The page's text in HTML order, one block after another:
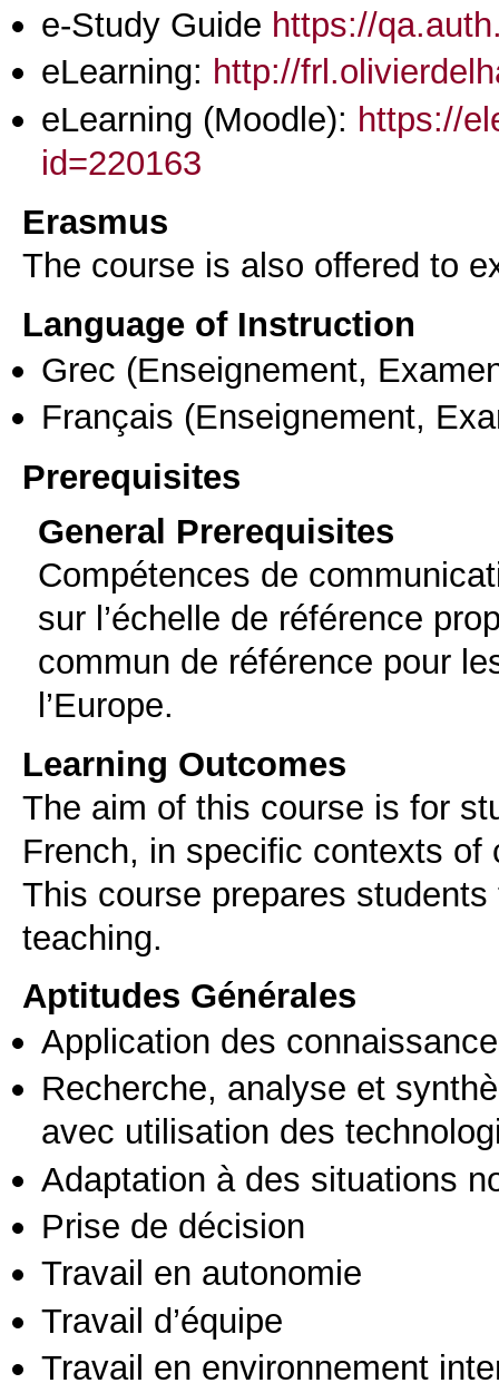
e-Study Guide https://
eLearning: http://
eLearning (Moodle): https://
id=220163
Erasmus
The course is also offered to
Language of Instruction
Grec (Enseignement,
Français (Enseignement,
Prerequisites
General Prerequisites
Compétences de
sur l’échelle de référence
commun de référence pour
l’Europe.
Learning Outcomes
The aim of this course is for
French, in specific contexts of
This course prepares
teaching.
Aptitudes Générales
Application des
Recherche, analyse et
avec utilisation des
Adaptation à des situations
Prise de décision
Travail en autonomie
Travail d’équipe
Travail en environnement